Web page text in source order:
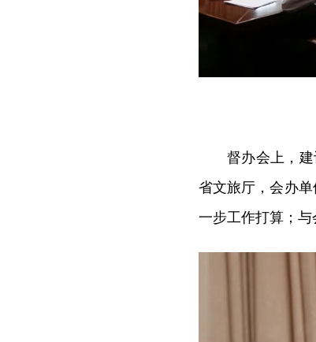
督办会上，
省文旅厅，会办
一步工作打算；与